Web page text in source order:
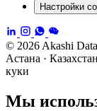
Настройки
© 2026 Akashi
Астана · Казахстан
куки
Мы